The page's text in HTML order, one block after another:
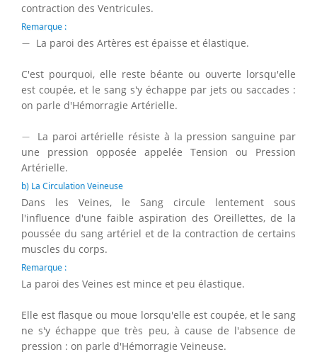
contraction des Ventricules.
Remarque :
− La paroi des Artères est épaisse et élastique.
C'est pourquoi, elle reste béante ou ouverte lorsqu'elle
est coupée, et le sang s'y échappe par jets ou saccades :
on parle d'Hémorragie Artérielle.
−
La paroi artérielle résiste à la pression sanguine par
une pression opposée appelée Tension ou Pression
Artérielle.
b) La Circulation Veineuse
Dans les Veines, le Sang circule lentement sous
l'influence d'une faible aspiration des Oreillettes, de la
poussée du sang artériel et de la contraction de certains
muscles du corps.
Remarque :
La paroi des Veines est mince et peu élastique.
Elle est flasque ou moue lorsqu'elle est coupée, et le sang
ne s'y échappe que très peu, à cause de l'absence de
pression : on parle d'Hémorragie Veineuse.